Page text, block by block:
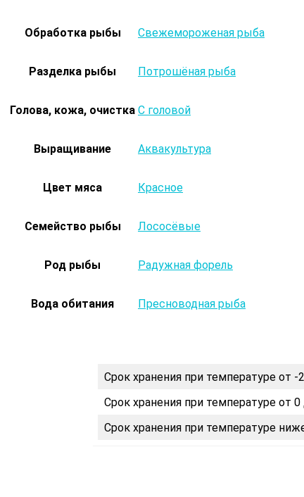
Обработка рыбы Свежемороженая рыба
Разделка рыбы Потрошёная рыба
Голова, кожа, очистка С головой
Выращивание Аквакультура
Цвет мяса Красное
Семейство рыбы Лососёвые
Род рыбы Радужная форель
Вода обитания Пресноводная рыба
Срок хранения при температуре от -
Срок хранения при температуре от 0
Срок хранения при температуре